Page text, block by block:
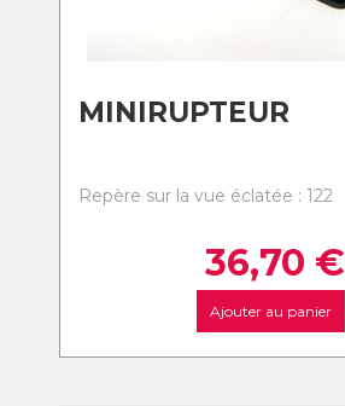
MINIRUPTEUR
Repère sur la vue éclatée : 122
36,70 €
Ajouter au panier